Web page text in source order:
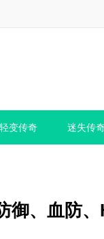
轻变传奇 迷失传
御、血防